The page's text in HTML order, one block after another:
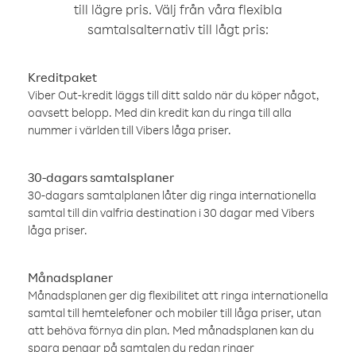
till lägre pris. Välj från våra flexibla
samtalsalternativ till lågt pris:
Kreditpaket
Viber Out-kredit läggs till ditt saldo när du köper något,
oavsett belopp. Med din kredit kan du ringa till alla
nummer i världen till Vibers låga priser.
30-dagars samtalsplaner
30-dagars samtalplanen låter dig ringa internationella
samtal till din valfria destination i 30 dagar med Vibers
låga priser.
Månadsplaner
Månadsplanen ger dig flexibilitet att ringa internationella
samtal till hemtelefoner och mobiler till låga priser, utan
att behöva förnya din plan. Med månadsplanen kan du
spara pengar på samtalen du redan ringer